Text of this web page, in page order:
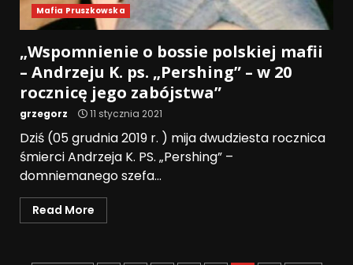
Mafia Pruszkowska
„Wspomnienie o bossie polskiej mafii
– Andrzeju K. ps. „Pershing” – w 20
rocznicę jego zabójstwa”
grzegorz 11 stycznia 2021
Dziś (05 grudnia 2019 r. ) mija dwudziesta rocznica
śmierci Andrzeja K. PS. „Pershing” –
domniemanego szefa...
Read More